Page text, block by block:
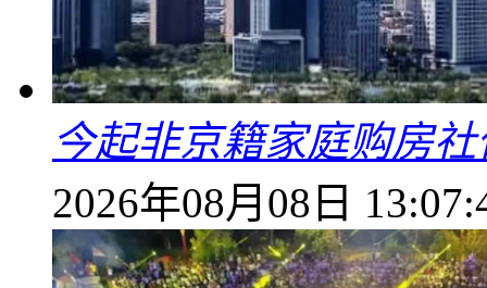
今起非京籍家庭购房
2026年08月08日